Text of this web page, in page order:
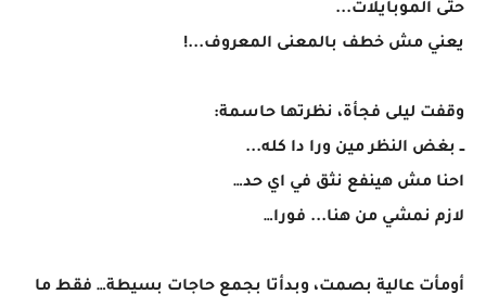
حتى الموبايلات...
يعني مش خطف بالمعنى المعروف...!
وقفت ليلى فجأة، نظرتها حاسمة:
ــ بغض النظر مين ورا دا كله...
احنا مش هينفع نثق في اي حد…
لازم نمشي من هنا... فورا…
أومأت عالية بصمت، وبدأتا بجمع حاجات بسيطة… فقط ما